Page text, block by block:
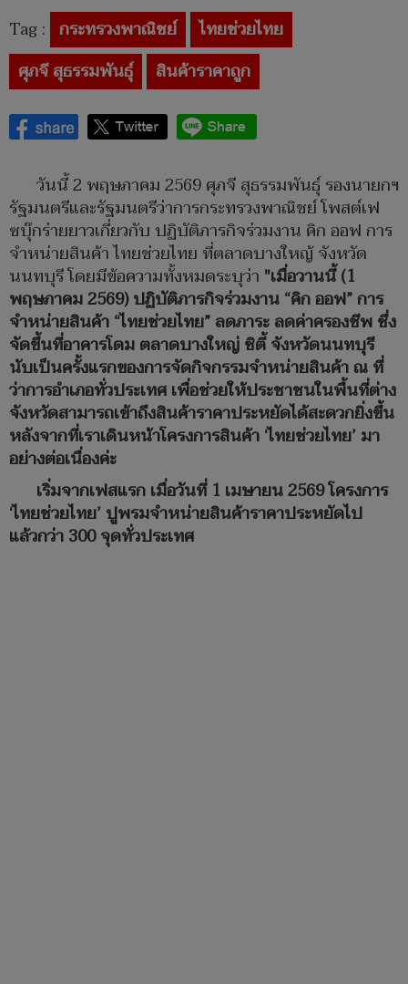
Tag : กระทรวงพาณิชย์
ไทยช่วยไทย
ศุภจี สุธรรมพันธุ์
สินค้าราคาถูก
วันนี้ 2 พฤษภาคม 2569 ศุภจี สุธรรมพันธุ์ รองนายกฯ
รัฐมนตรีและรัฐมนตรีว่าการกระทรวงพาณิชย์ โพสต์เฟ
ซบุ๊กร่ายยาวเกี่ยวกับ ปฏิบัติภารกิจร่วมงาน คิก ออฟ การ
จำหน่ายสินค้า ไทยช่วยไทย ที่ตลาดบางใหญ้ จังหวัด
นนทบุรี โดยมีข้อความทั้งหมดระบุว่า "เมื่อวานนี้ (1
พฤษภาคม 2569) ปฏิบัติภารกิจร่วมงาน “คิก ออฟ” การ
จำหน่ายสินค้า “ไทยช่วยไทย” ลดภาระ ลดค่าครองชีพ ซึ่ง
จัดขึ้นที่อาคารโดม ตลาดบางใหญ่ ซิตี้ จังหวัดนนทบุรี
นับเป็นครั้งแรกของการจัดกิจกรรมจำหน่ายสินค้า ณ ที่
ว่าการอำเภอทั่วประเทศ เพื่อช่วยให้ประชาชนในพื้นที่ต่าง
จังหวัดสามารถเข้าถึงสินค้าราคาประหยัดได้สะดวกยิ่งขึ้น
หลังจากที่เราเดินหน้าโครงการสินค้า ‘ไทยช่วยไทย’ มา
อย่างต่อเนื่องค่ะ
เริ่มจากเฟสแรก เมื่อวันที่ 1 เมษายน 2569 โครงการ
‘ไทยช่วยไทย’ ปูพรมจำหน่ายสินค้าราคาประหยัดไป
แล้วกว่า 300 จุดทั่วประเทศ